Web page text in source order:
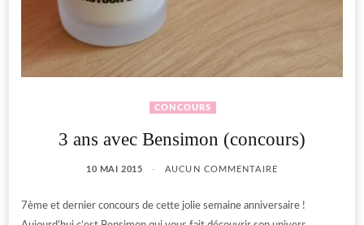
CONCOURS
3 ans avec Bensimon (concours)
10 MAI 2015 AUCUN COMMENTAIRE
7ème et dernier concours de cette jolie semaine anniversaire !